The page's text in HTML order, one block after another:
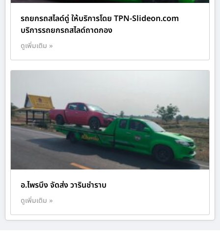
รถยกรถสไลด์ดู่ ให้บริการโดย TPN-Slideon.com
บริการรถยกรถสไลด์ถาดกอง
ดูเพิ่มเติม »
อ.ไพรบึง จัดส่ง วารินชำราบ
ดูเพิ่มเติม »